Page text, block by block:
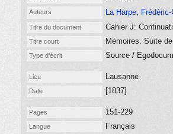
Auteurs La Harpe,
Titre du document Cahier J:
Titre court Mémoires. Suite
Type d'écrit Source /
Lieu Lausanne
Date [1837]
Pages 151-229
Langue Français